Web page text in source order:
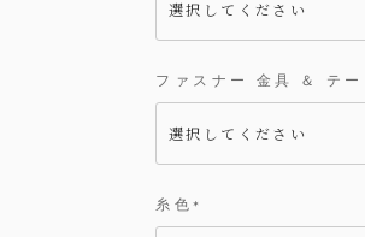
ファスナー 金具 ＆ テ
糸色
(